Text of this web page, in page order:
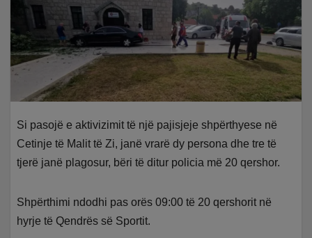
Si pasojë e aktivizimit të një pajisjeje shpërthyese në
Cetinje të Malit të Zi, janë vrarë dy persona dhe tre të
tjerë janë plagosur, bëri të ditur policia më 20 qershor.
Shpërthimi ndodhi pas orës 09:00 të 20 qershorit në
hyrje të Qendrës së Sportit.